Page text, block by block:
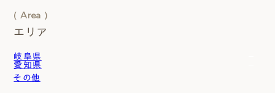
( Area )
エリア
岐阜県
岐阜市
愛知県
その他